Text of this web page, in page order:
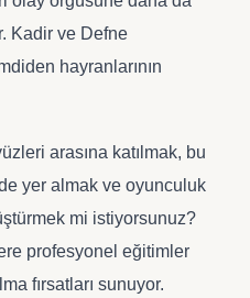
Kadir ve Defne
hayranlarının
arasına katılmak, bu
yer almak ve oyunculuk
mi istiyorsunuz?
profesyonel eğitimler
fırsatları sunuyor.